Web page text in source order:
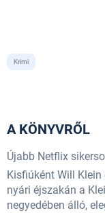
Krimi
A KÖNYVRŐL
Újabb Netflix
Kisfiúként Will
nyári éjszakán a
negyedében álló,